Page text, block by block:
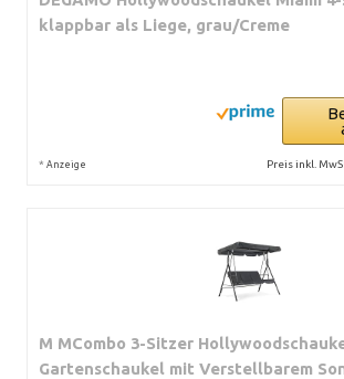
klappbar als Liege, grau/Creme
* Anzeige Preis inkl.
M MCombo 3-Sitzer
Gartenschaukel mit Verstellbarem